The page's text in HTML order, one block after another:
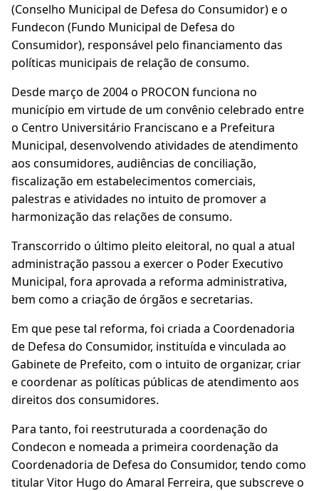
(Conselho Municipal de Defesa do Consumidor) e o
Fundecon (Fundo Municipal de Defesa do
Consumidor), responsável pelo financiamento das
políticas municipais de relação de consumo.
Desde março de 2004 o PROCON funciona no
município em virtude de um convênio celebrado entre
o Centro Universitário Franciscano e a Prefeitura
Municipal, desenvolvendo atividades de atendimento
aos consumidores, audiências de conciliação,
fiscalização em estabelecimentos comerciais,
palestras e atividades no intuito de promover a
harmonização das relações de consumo.
Transcorrido o último pleito eleitoral, no qual a atual
administração passou a exercer o Poder Executivo
Municipal, fora aprovada a reforma administrativa,
bem como a criação de órgãos e secretarias.
Em que pese tal reforma, foi criada a Coordenadoria
de Defesa do Consumidor, instituída e vinculada ao
Gabinete de Prefeito, com o intuito de organizar, criar
e coordenar as políticas públicas de atendimento aos
direitos dos consumidores.
Para tanto, foi reestruturada a coordenação do
Condecon e nomeada a primeira coordenação da
Coordenadoria de Defesa do Consumidor, tendo como
titular Vitor Hugo do Amaral Ferreira, que subscreve o